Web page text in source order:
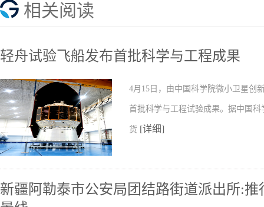
相关阅读
轻舟试验飞船发布首批科学与工程成果
4月15日，由中国科学院微小卫星创
首批科学与工程试验成果。据中国
货 [详细]
新疆阿勒泰市公安局团结路街道派出所:推